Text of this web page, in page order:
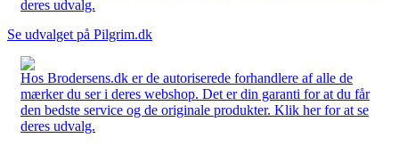
deres udvalg.
Se udvalget på Pilgrim.dk
Hos Brodersens.dk er de autoriserede forhandlere af alle de
mærker du ser i deres webshop. Det er din garanti for at du får
den bedste service og de originale produkter. Klik her for at se
deres udvalg.